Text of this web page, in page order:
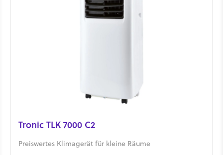
Tronic TLK 7000 C2
Preiswertes Klimagerät für kleine Räume